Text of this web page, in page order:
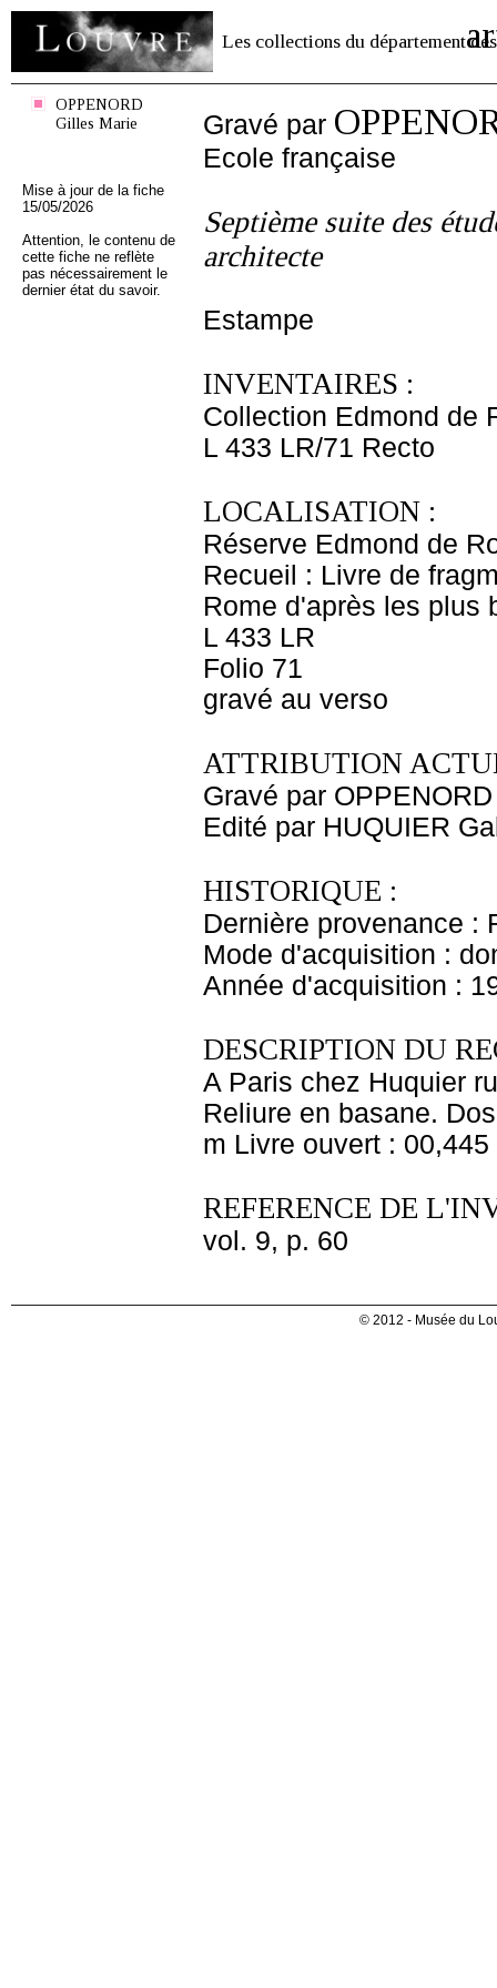
Les collections du département des
OPPENORD
Gilles Marie
Mise à jour de la fiche
15/05/2026
Attention, le contenu de
cette fiche ne reflète
pas nécessairement le
dernier état du savoir.
Gravé par
Ecole française
Septième suite des
architecte
Estampe
INVENTAIRES :
Collection Edmond de
L 433 LR/71 Recto
LOCALISATION :
Réserve Edmond de
Recueil : Livre de
Rome d'après les plus
L 433 LR
Folio 71
gravé au verso
ATTRIBUTION
Gravé par
Edité par HUQUIER
HISTORIQUE :
Dernière provenance :
Mode d'acquisition :
Année d'acquisition :
DESCRIPTION DU
A Paris chez Huquier
Reliure en basane.
m Livre ouvert : 00,445
REFERENCE DE
vol. 9, p. 60
© 2012 - Musée du